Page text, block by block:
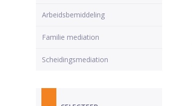
Arbeidsbemiddeling
Familie mediation
Scheidingsmediation